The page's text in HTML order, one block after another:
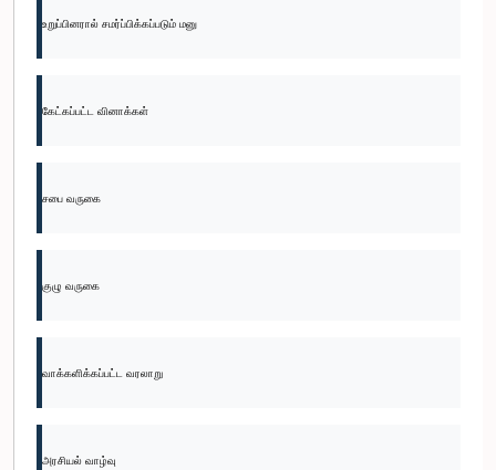
உறுப்பினரால் சமர்ப்பிக்கப்படும் மனு
கேட்கப்பட்ட வினாக்கள்
சபை வருகை
குழு வருகை
வாக்களிக்கப்பட்ட வரலாறு
அரசியல் வாழ்வு